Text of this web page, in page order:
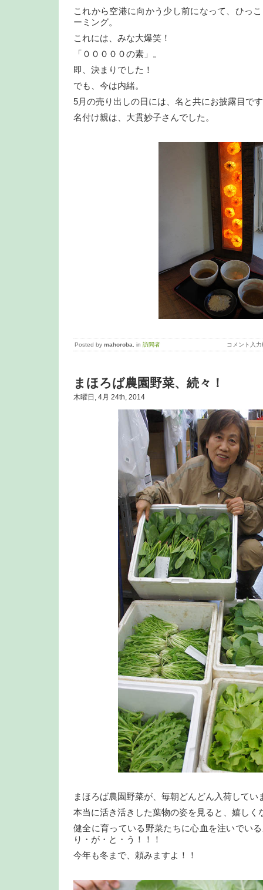
これから空港に向かう少し前になって、ひっ
ーミング。
これには、みな大爆笑！
「０００００の素」。
即、決まりでした！
でも、今は内緒。
5月の売り出しの日には、名と共にお披露目で
名付け親は、大貫妙子さんでした。
Posted by mahoroba , in 訪問者 コメント入力
まほろば農園野菜、続々！
木曜日, 4月 24th, 2014
まほろば農園野菜が、毎朝どんどん入荷してい
本当に活き活きした葉物の姿を見ると、嬉しく
健全に育っている野菜たちに心血を注いでい
り・が・と・う！！！
今年も冬まで、頼みますよ！！